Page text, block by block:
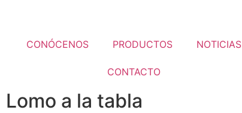
CONÓCENOS PRODUCTOS NOTICIAS
CONTACTO
Lomo a la tabla